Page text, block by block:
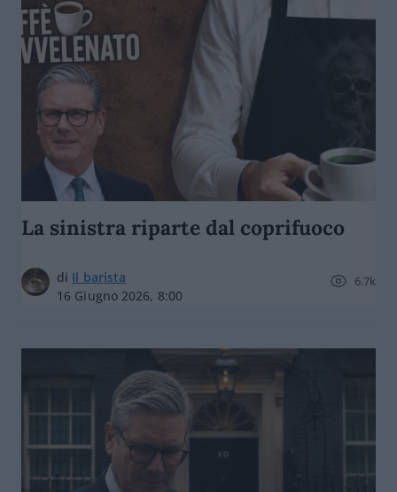
La sinistra riparte dal coprifuoco
di Il barista
16 Giugno 2026, 8:00
6.7k